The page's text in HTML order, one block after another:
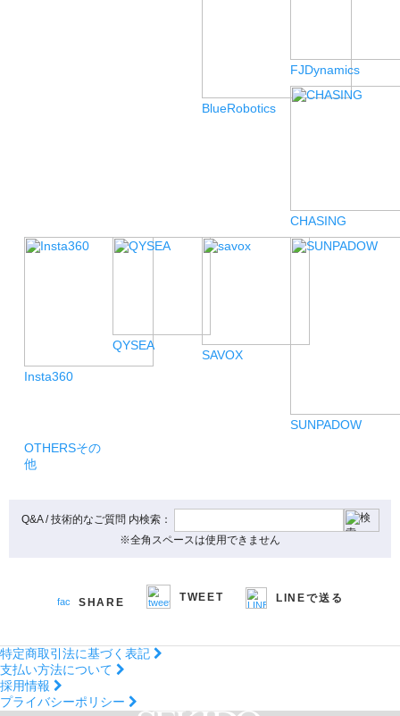
BlueRobotics
FJDynamics
CHASING
Insta360
QYSEA
SAVOX
SUNPADOW
OTHERSその
他
Q&A / 技術的なご質問 内検索：
※全角スペースは使用できません
SHARE TWEET LINEで送る
特定商取引法に基づく表記
支払い方法について
採用情報
プライバシーポリシー